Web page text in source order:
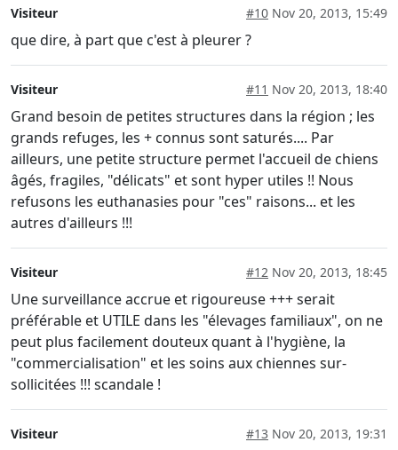
Visiteur #10 Nov 20, 2013, 15:49
que dire, à part que c'est à pleurer ?
Visiteur #11 Nov 20, 2013, 18:40
Grand besoin de petites structures dans la région ; les
grands refuges, les + connus sont saturés.... Par
ailleurs, une petite structure permet l'accueil de chiens
âgés, fragiles, "délicats" et sont hyper utiles !! Nous
refusons les euthanasies pour "ces" raisons... et les
autres d'ailleurs !!!
Visiteur #12 Nov 20, 2013, 18:45
Une surveillance accrue et rigoureuse +++ serait
préférable et UTILE dans les "élevages familiaux", on ne
peut plus facilement douteux quant à l'hygiène, la
"commercialisation" et les soins aux chiennes sur-
sollicitées !!! scandale !
Visiteur #13 Nov 20, 2013, 19:31